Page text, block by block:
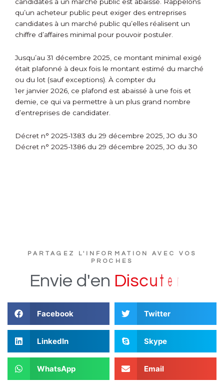
candidates à un marché public est abaissé. Rappelons
qu’un acheteur public peut exiger des entreprises
candidates à un marché public qu’elles réalisent un
chiffre d’affaires minimal pour pouvoir postuler.
Jusqu’au 31 décembre 2025, ce montant minimal exigé
était plafonné à deux fois le montant estimé du marché
ou du lot (sauf exceptions). À compter du
1er janvier 2026, ce plafond est abaissé à une fois et
demie, ce qui va permettre à un plus grand nombre
d’entreprises de candidater.
Décret n° 2025-1383 du 29 décembre 2025, JO du 30
Décret n° 2025-1386 du 29 décembre 2025, JO du 30
PARTAGEZ L'INFORMATION AVEC VOS
PROCHES
Envie d'en Discut e r
Facebook Twitter
LinkedIn Skype
WhatsApp Email